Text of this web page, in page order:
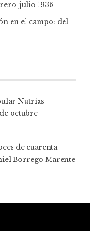
julio 1936
en el campo: del
Nutrias
octubre
de cuarenta
Borrego Marente